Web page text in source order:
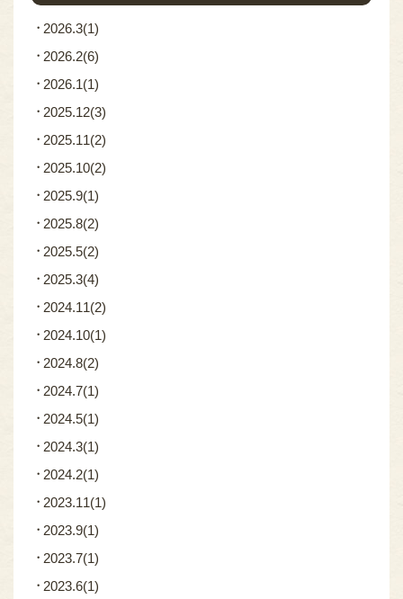
2026.3(1)
2026.2(6)
2026.1(1)
2025.12(3)
2025.11(2)
2025.10(2)
2025.9(1)
2025.8(2)
2025.5(2)
2025.3(4)
2024.11(2)
2024.10(1)
2024.8(2)
2024.7(1)
2024.5(1)
2024.3(1)
2024.2(1)
2023.11(1)
2023.9(1)
2023.7(1)
2023.6(1)